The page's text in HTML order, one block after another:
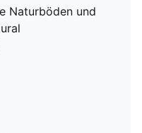
Naturböden und